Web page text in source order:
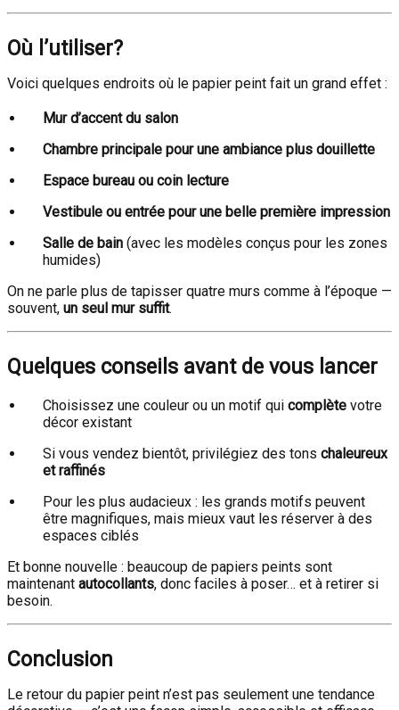
Où l’utiliser?
Voici quelques endroits où le papier peint fait un grand effet :
Mur d’accent du salon
Chambre principale pour une ambiance plus douillette
Espace bureau ou coin lecture
Vestibule ou entrée pour une belle première impression
Salle de bain (avec les modèles conçus pour les zones
humides)
On ne parle plus de tapisser quatre murs comme à l’époque —
souvent, un seul mur suffit.
Quelques conseils avant de vous lancer
Choisissez une couleur ou un motif qui complète votre
décor existant
Si vous vendez bientôt, privilégiez des tons chaleureux
et raffinés
Pour les plus audacieux : les grands motifs peuvent
être magnifiques, mais mieux vaut les réserver à des
espaces ciblés
Et bonne nouvelle : beaucoup de papiers peints sont
maintenant autocollants, donc faciles à poser… et à retirer si
besoin.
Conclusion
Le retour du papier peint n’est pas seulement une tendance